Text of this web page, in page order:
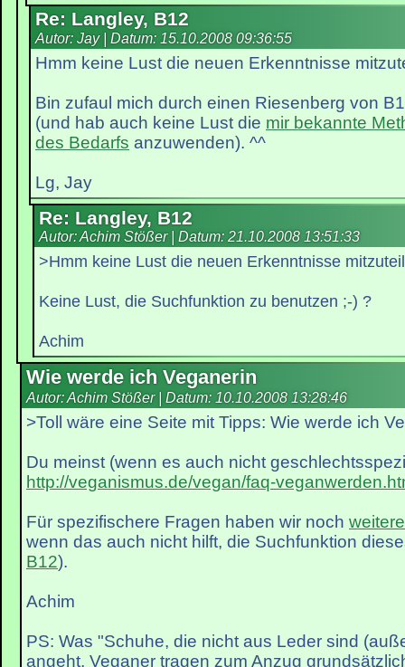
Re: Langley, B12
Autor: Jay | Datum: 15.10.2008 09:36:55
Hmm keine Lust die neuen Erkenntnisse
Bin zufaul mich durch einen Riesenberg von
(und hab auch keine Lust die mir bekannte
des Bedarfs anzuwenden). ^^
Lg, Jay
Re: Langley, B12
Autor: Achim Stößer | Datum: 21.10.2008 13:51:33
>Hmm keine Lust die neuen Erkenntnisse
Keine Lust, die Suchfunktion zu benutzen ;-) ?
Achim
Wie werde ich Veganerin
Autor: Achim Stößer | Datum: 10.10.2008 13:28:46
>Toll wäre eine Seite mit Tipps: Wie werde ich
Du meinst (wenn es auch nicht
http://veganismus.de/vegan/faq-
Für spezifischere Fragen haben wir noch
wenn das auch nicht hilft, die Suchfunktion
B12).
Achim
PS: Was "Schuhe, die nicht aus Leder sind
angeht, Veganer tragen zum Anzug